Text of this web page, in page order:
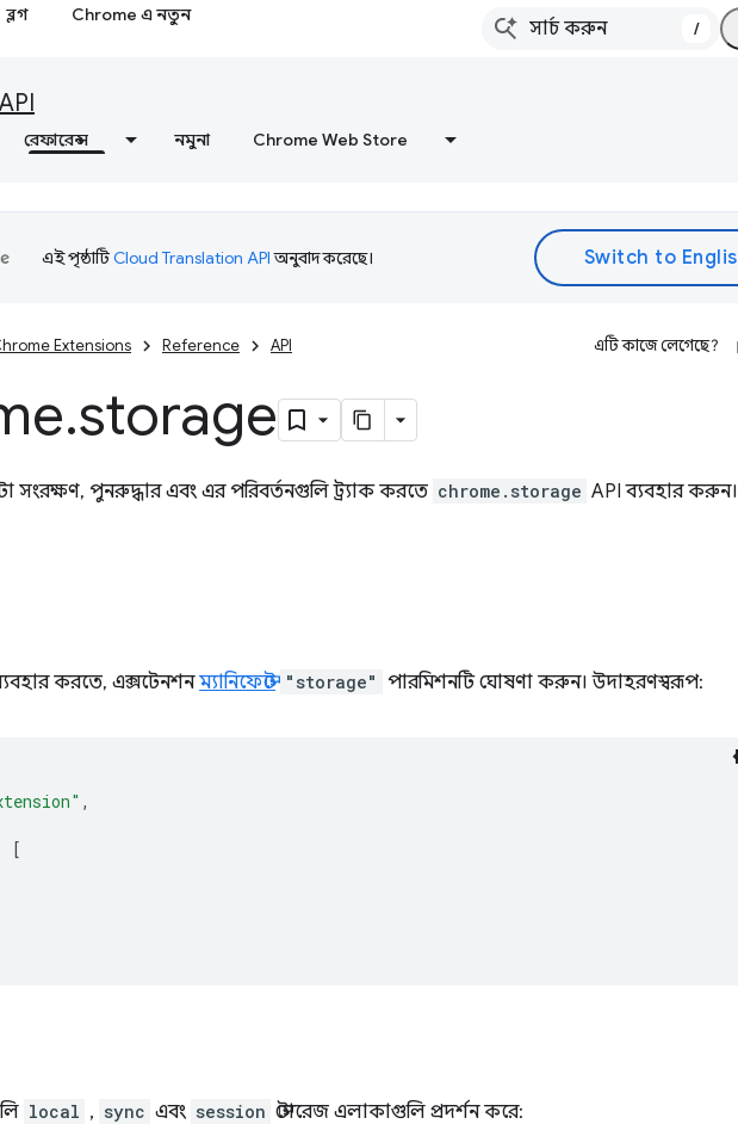
ব্লগ Chrome এ নতুন
/
API
রেফারেন্স নমুনা Chrome Web Store
এই পৃষ্ঠাটিCloud Translation APIঅনুবাদ করেছে।
Extensions Reference API এটি কাজে লেগেছে?
.storage
সংরক্ষণ, পুনরুদ্ধার এবং এর পরিবর্তনগুলি ট্র্যাক করতে chrome.storage API ব্যবহার করুন।
করতে, এক্সটেনশনম্যানিফেস্টে "storage" পারমিশনটি ঘোষণা করুন। উদাহরণস্বরূপ:
,
[
local , sync এবং session স্টোরেজ এলাকাগুলি প্রদর্শন করে: